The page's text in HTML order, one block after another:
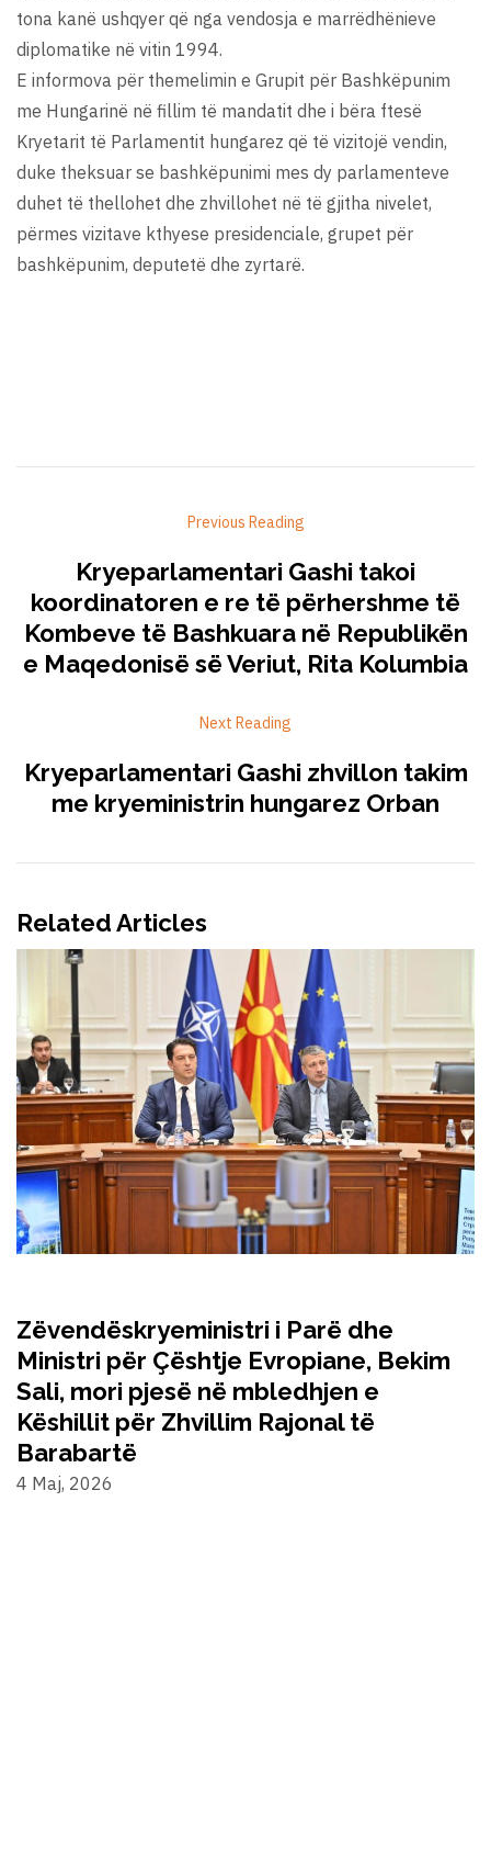
tona kanë ushqyer që nga vendosja e marrëdhënieve
diplomatike në vitin 1994.
E informova për themelimin e Grupit për Bashkëpunim
me Hungarinë në fillim të mandatit dhe i bëra ftesë
Kryetarit të Parlamentit hungarez që të vizitojë vendin,
duke theksuar se bashkëpunimi mes dy parlamenteve
duhet të thellohet dhe zhvillohet në të gjitha nivelet,
përmes vizitave kthyese presidenciale, grupet për
bashkëpunim, deputetë dhe zyrtarë.
Previous Reading
Kryeparlamentari Gashi takoi
koordinatoren e re të përhershme të
Kombeve të Bashkuara në Republikën
e Maqedonisë së Veriut, Rita Kolumbia
Next Reading
Kryeparlamentari Gashi zhvillon takim
me kryeministrin hungarez Orban
Related Articles
Zëvendëskryeministri i Parë dhe
Ministri për Çështje Evropiane, Bekim
Sali, mori pjesë në mbledhjen e
Këshillit për Zhvillim Rajonal të
Barabartë
4 Maj, 2026